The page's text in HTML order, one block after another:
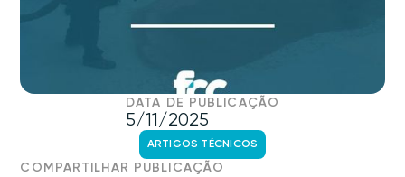
DATA DE PUBLICAÇÃO
5/11/2025
ARTIGOS TÉCNICOS
COMPARTILHAR PUBLICAÇÃO